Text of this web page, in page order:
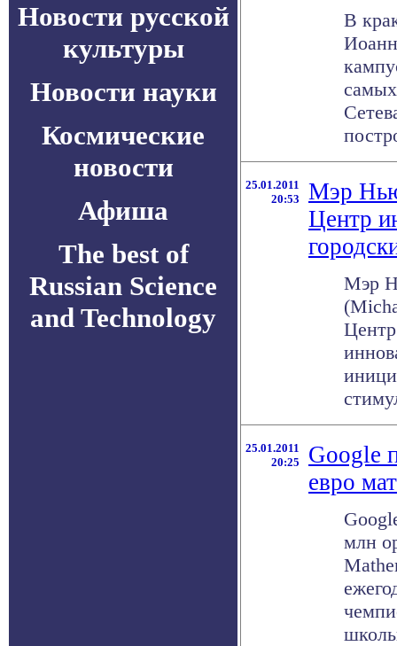
Новости русской
культуры
Новости науки
Космические
новости
Афиша
The best of
Russian Science
and Technology
В
25.01.2011
20:53
Мэр
Центр
Мэр
25.01.2011
20:25
Google
евро
млн